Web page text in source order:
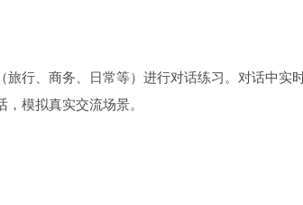
行、商务、日常等）进行对话练习。对话中实时
模拟真实交流场景。